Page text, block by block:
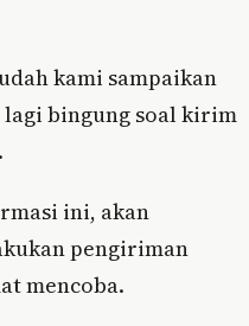
kami sampaikan
bingung soal kirim
ini, akan
pengiriman
mencoba.